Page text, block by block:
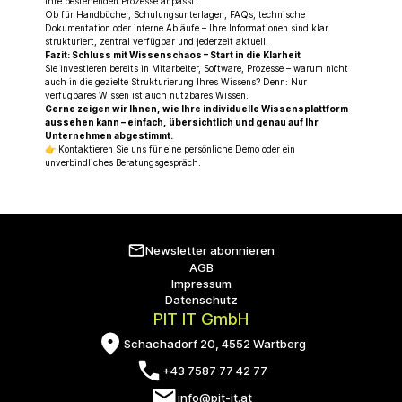
Ob für Handbücher, Schulungsunterlagen, FAQs, technische
Dokumentation oder interne Abläufe – Ihre Informationen sind klar
strukturiert, zentral verfügbar und jederzeit aktuell.
Fazit: Schluss mit Wissenschaos – Start in die Klarheit
Sie investieren bereits in Mitarbeiter, Software, Prozesse – warum nicht
auch in die gezielte Strukturierung Ihres Wissens? Denn: Nur
verfügbares Wissen ist auch nutzbares Wissen.
Gerne zeigen wir Ihnen, wie Ihre individuelle Wissensplattform
aussehen kann – einfach, übersichtlich und genau auf Ihr
Unternehmen abgestimmt.
👉 Kontaktieren Sie uns für eine persönliche Demo oder ein
unverbindliches Beratungsgespräch.
Newsletter abonnieren
AGB
Impressum
Datenschutz
PIT IT GmbH
Schachadorf 20, 4552 Wartberg
+43 7587 77 42 77
info@pit-it.at